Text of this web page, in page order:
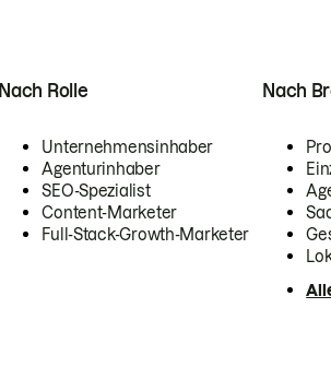
Nach Rolle
Unternehmensinhaber
Agenturinhaber
SEO-Spezialist
Content-Marketer
Full-Stack-Growth-Marketer
Nach